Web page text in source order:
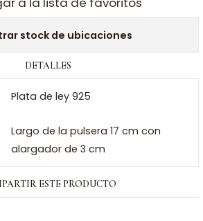
stock de ubicaciones
DETALLES
Plata de ley 925
Largo de la pulsera 17 cm con
alargador de 3 cm
ESTE PRODUCTO